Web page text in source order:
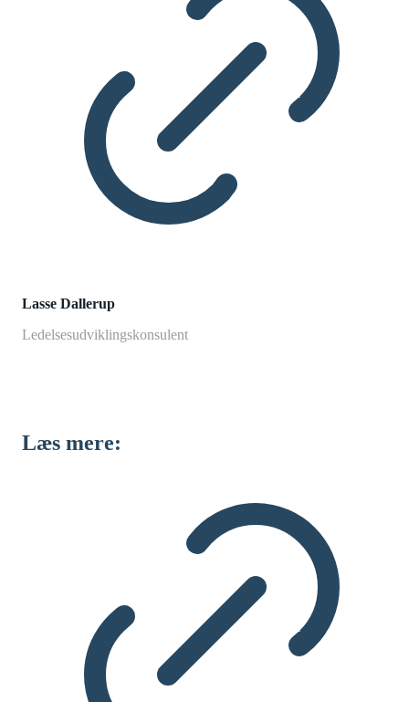
Lasse Dallerup
Ledelsesudviklingskonsulent
Læs mere: